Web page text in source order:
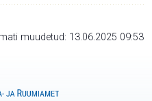
muudetud: 13.06.2025 09:53